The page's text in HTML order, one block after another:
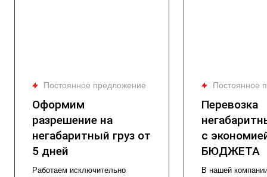
Постоянное предложение
Оформим
разрешение на
негабаритный груз от
5 дней
Работаем исключительно
Постоянное
Перевозка
с
БЮДЖЕТА
В нашей